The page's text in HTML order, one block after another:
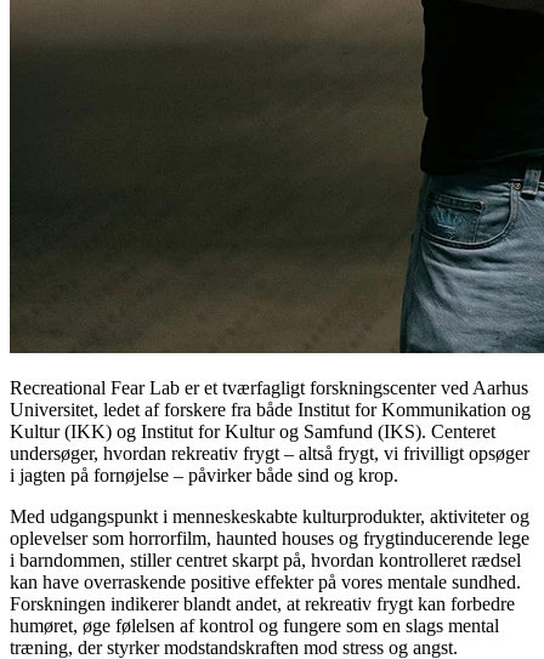
Recreational Fear Lab er et tværfagligt forskningscenter ved Aarhus
Universitet, ledet af forskere fra både Institut for Kommunikation og
Kultur (IKK) og Institut for Kultur og Samfund (IKS). Centeret
undersøger, hvordan rekreativ frygt – altså frygt, vi frivilligt opsøger
i jagten på fornøjelse – påvirker både sind og krop.
Med udgangspunkt i menneskeskabte kulturprodukter, aktiviteter og
oplevelser som horrorfilm, haunted houses og frygtinducerende lege
i barndommen, stiller centret skarpt på, hvordan kontrolleret rædsel
kan have overraskende positive effekter på vores mentale sundhed.
Forskningen indikerer blandt andet, at rekreativ frygt kan forbedre
humøret, øge følelsen af kontrol og fungere som en slags mental
træning, der styrker modstandskraften mod stress og angst.